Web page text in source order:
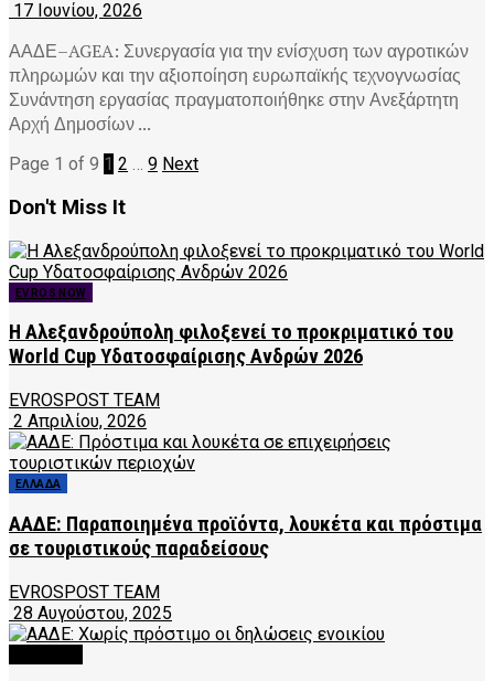
17 Ιουνίου, 2026
ΑΑΔΕ–AGEA: Συνεργασία για την ενίσχυση των αγροτικών
πληρωμών και την αξιοποίηση ευρωπαϊκής τεχνογνωσίας
Συνάντηση εργασίας πραγματοποιήθηκε στην Ανεξάρτητη
Αρχή Δημοσίων ...
Page 1 of 9 1 2 … 9 Next
Don't Miss It
EVROS NOW
Η Αλεξανδρούπολη φιλοξενεί το προκριματικό του
World Cup Υδατοσφαίρισης Ανδρών 2026
EVROSPOST TEAM
2 Απριλίου, 2026
ΕΛΛΑΔΑ
ΑΑΔΕ: Παραποιημένα προϊόντα, λουκέτα και πρόστιμα
σε τουριστικούς παραδείσους
EVROSPOST TEAM
28 Αυγούστου, 2025